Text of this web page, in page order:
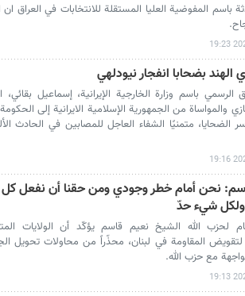
باسم المفوضية العليا المستقلة للانتخابات في العراق ان
الهند بضحابا انفجار نيودلهي
الرسمي باسم وزارة الخارجية الإيرانية، إسماعيل بقائي،
والمواساة من الجمهورية الإسلامية الايرانية إلى
الضحايا، متمنيًا الشفاء العاجل للمصابين في الحادث
نحن أمام خطر وجودي ومن حقنا أن نفعل
شيء حدّ
لحزب الله الشيخ نعيم قاسم يؤكّد أن الولايات
لتقويض المقاومة في لبنان، محذّراً من محاولات تحويل
مع حزب الله.